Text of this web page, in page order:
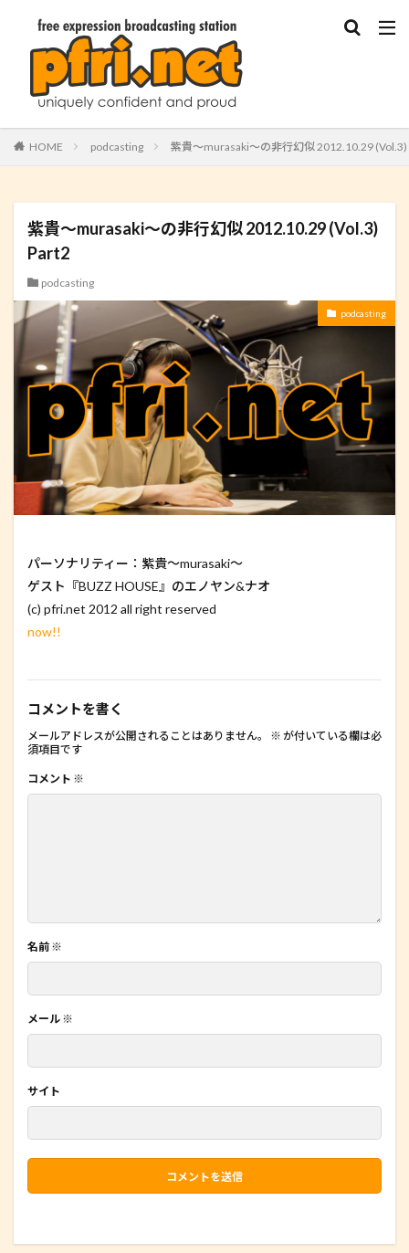
HOME podcasting 紫貴〜murasaki〜の非行幻似 2012.10.29 (Vol.3)
紫貴〜murasaki〜の非行幻似 2012.10.29 (Vol.3)
Part2
podcasting
podcasting
パーソナリティー：紫貴〜murasaki〜
ゲスト『BUZZ HOUSE』のエノヤン&ナオ
(c) pfri.net 2012 all right reserved
now!!
コメントを書く
メールアドレスが公開されることはありません。 ※ が付いている欄は必
須項目です
コメント ※
名前 ※
メール ※
サイト